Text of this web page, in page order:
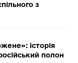
з
історія
полон